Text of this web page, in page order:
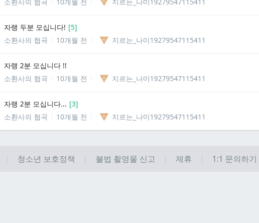
자랭 두분 모십니다! [5]
소환사의 협곡
10개월 전 지르는_나미19279547115411
자랭 2분 모십니다 !!
소환사의 협곡
10개월 전 지르는_나미19279547115411
자랭 2분 모십니다... [3]
소환사의 협곡
10개월 전 지르는_나미19279547115411
청소년 보호정책 불법 촬영물 신고 제휴 1:1 문의하기